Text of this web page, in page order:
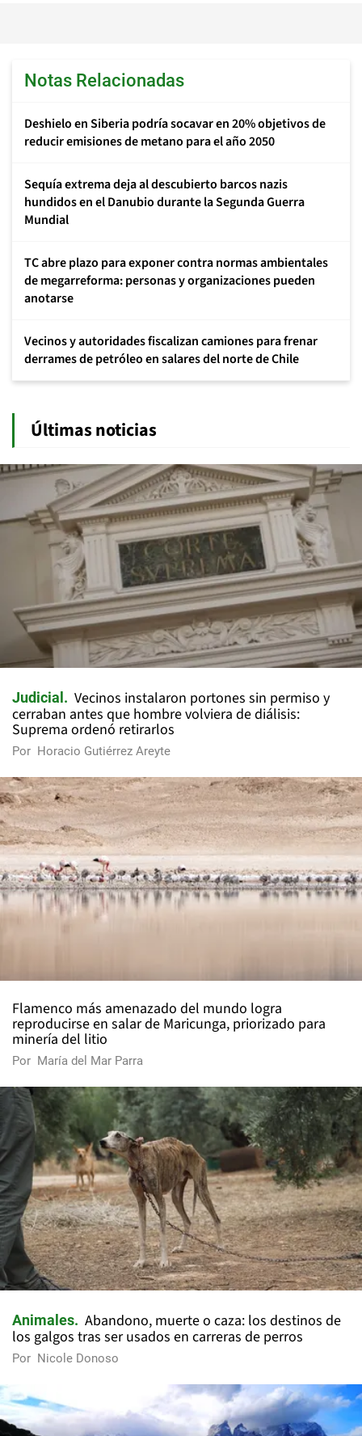
Notas Relacionadas
Deshielo en Siberia podría socavar en 20% objetivos de
reducir emisiones de metano para el año 2050
Sequía extrema deja al descubierto barcos nazis
hundidos en el Danubio durante la Segunda Guerra
Mundial
TC abre plazo para exponer contra normas ambientales
de megarreforma: personas y organizaciones pueden
anotarse
Vecinos y autoridades fiscalizan camiones para frenar
derrames de petróleo en salares del norte de Chile
Últimas noticias
Judicial
Vecinos instalaron portones sin permiso y
cerraban antes que hombre volviera de diálisis:
Suprema ordenó retirarlos
Por Horacio Gutiérrez Areyte
Flamenco más amenazado del mundo logra
reproducirse en salar de Maricunga, priorizado para
minería del litio
Por María del Mar Parra
Animales
Abandono, muerte o caza: los destinos de
los galgos tras ser usados en carreras de perros
Por Nicole Donoso